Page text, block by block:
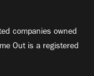
companies owned
Out is a registered